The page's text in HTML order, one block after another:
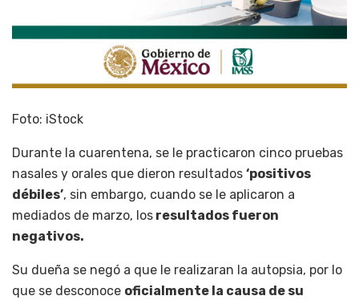
Foto: iStock
Durante la cuarentena, se le practicaron cinco pruebas
nasales y orales que dieron resultados ‘positivos
débiles’, sin embargo, cuando se le aplicaron a
mediados de marzo, los resultados fueron
negativos.
Su dueña se negó a que le realizaran la autopsia, por lo
que se desconoce oficialmente la causa de su